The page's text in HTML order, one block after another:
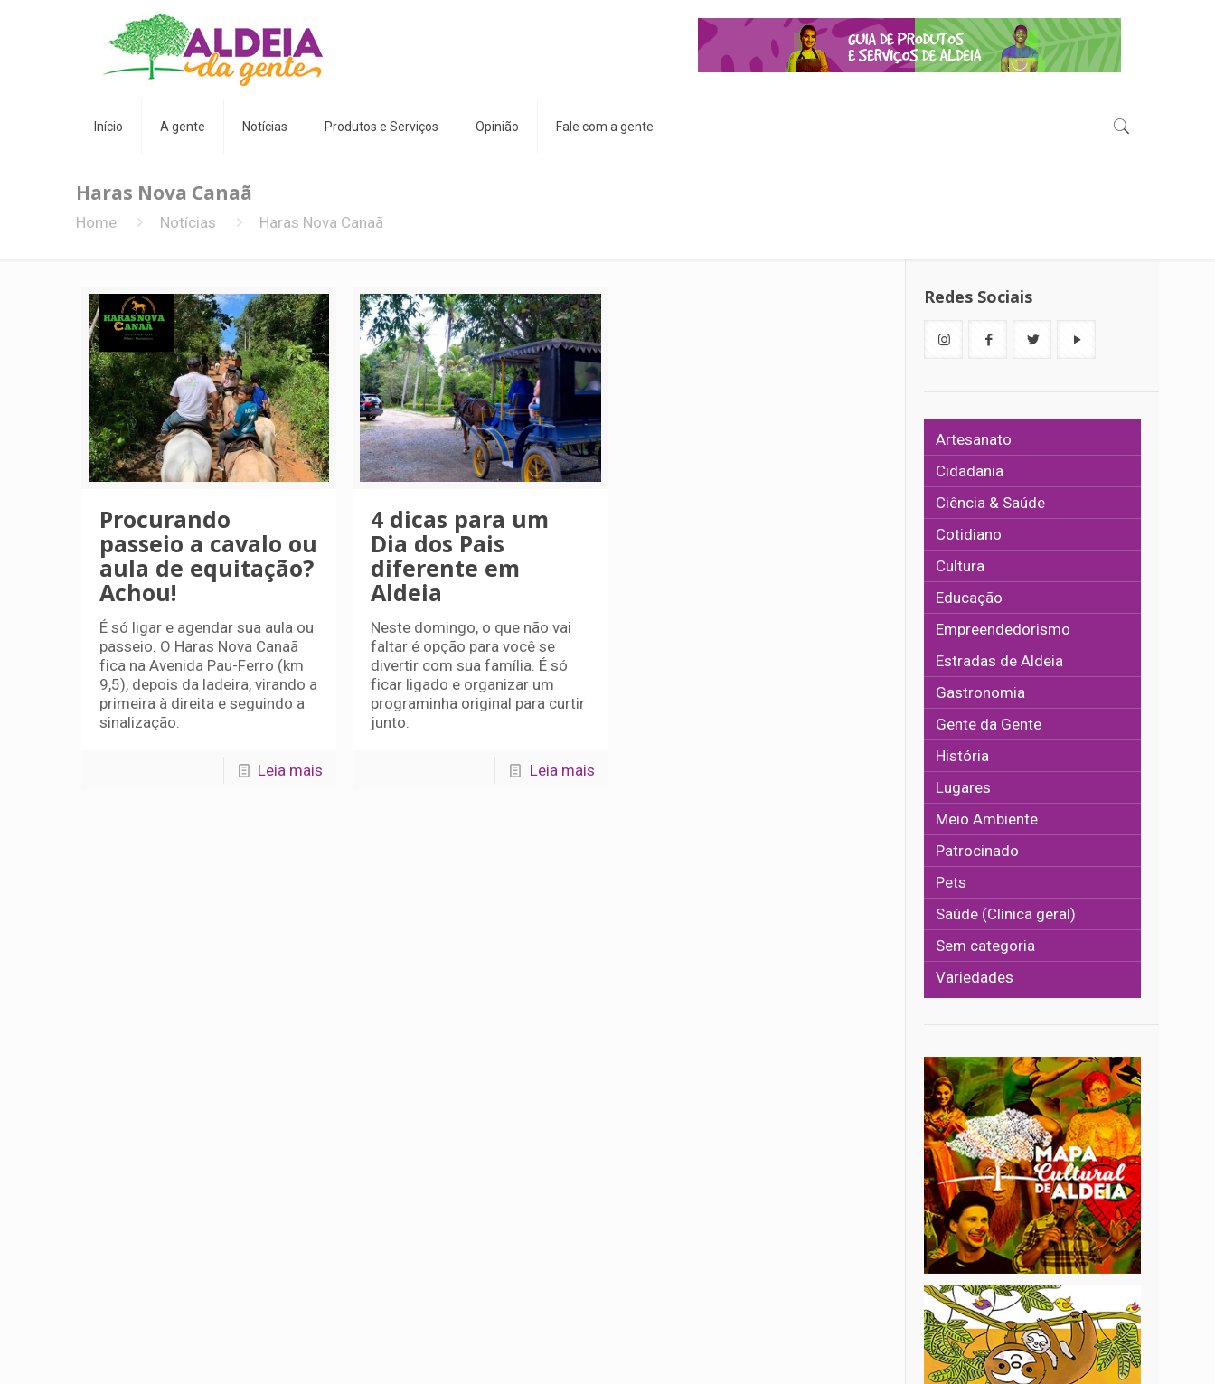
Início A gente Notícias Produtos e Serviços Opinião Fale com a gente
Haras Nova Canaã
Home Notícias Haras Nova Canaã
Procurando
passeio a cavalo ou
aula de equitação?
Achou!
É só ligar e agendar sua aula ou
passeio. O Haras Nova Canaã
fica na Avenida Pau-Ferro (km
9,5), depois da ladeira, virando a
primeira à direita e seguindo a
sinalização.
Leia mais
4 dicas para um
Dia dos Pais
diferente em
Aldeia
Neste domingo, o que não vai
faltar é opção para você se
divertir com sua família. É só
ficar ligado e organizar um
programinha original para curtir
junto.
Leia mais
Redes Sociais
Artesanato
Cidadania
Ciência & Saúde
Cotidiano
Cultura
Educação
Empreendedorismo
Estradas de Aldeia
Gastronomia
Gente da Gente
História
Lugares
Meio Ambiente
Patrocinado
Pets
Saúde (Clínica geral)
Sem categoria
Variedades